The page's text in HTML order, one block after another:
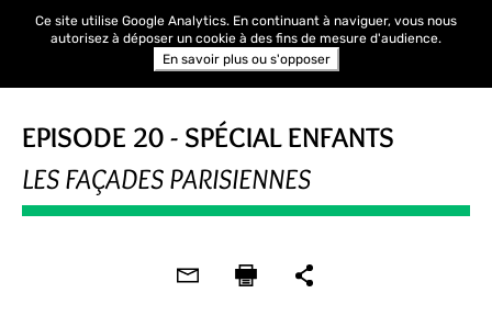
EPISODE 20 - SPÉCIAL ENFANTS
LES FAÇADES PARISIENNES
Ce site utilise Google Analytics. En continuant à naviguer, vous nous
autorisez à déposer un cookie à des fins de mesure d'audience.
En savoir plus ou s'opposer